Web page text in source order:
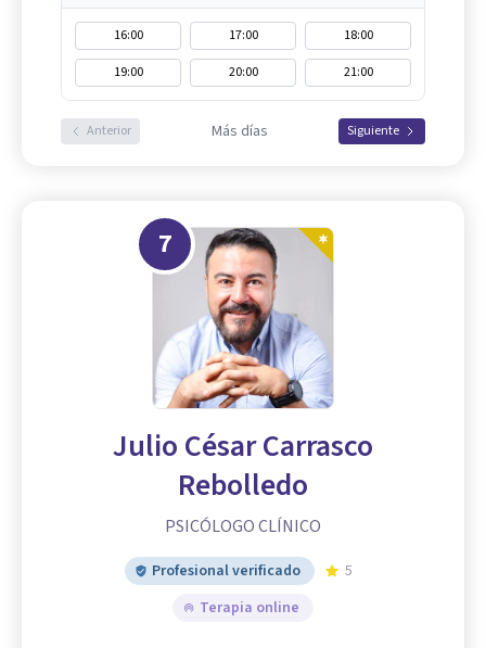
16:00 17:00
18:00
19:00
20:00 21:00
Anterior Más días Siguiente
7
Julio César Carrasco
Rebolledo
PSICÓLOGO CLÍNICO
Profesional verificado
5
Terapia online